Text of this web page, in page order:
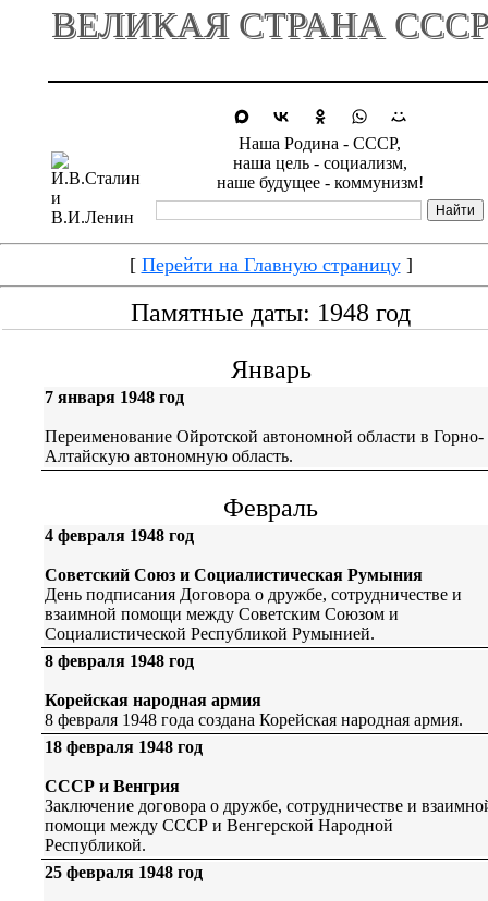
ВЕЛИКАЯ СТРАНА
Наша Родина - СССР,
наша цель - социализм,
наше будущее - коммунизм!
[ Перейти на Главную страницу]
Памятные даты: 1948 год
Январь
7 января 1948 год
Переименование Ойротской автономной области в Горно-
Алтайскую автономную область.
Февраль
4 февраля 1948 год
Советский Союз и Социалистическая Румыния
День подписания Договора о дружбе, сотрудничестве и
взаимной помощи между Советским Союзом и
Социалистической Республикой Румынией.
8 февраля 1948 год
Корейская народная армия
8 февраля 1948 года создана Корейская народная армия.
18 февраля 1948 год
СССР и Венгрия
Заключение договора о дружбе, сотрудничестве и
помощи между СССР и Венгерской Народной
Республикой.
25 февраля 1948 год